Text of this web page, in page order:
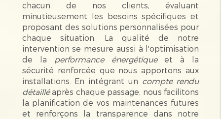
chacun de nos clients, évaluant
minutieusement les besoins spécifiques et
proposant des solutions personnalisées pour
chaque situation. La qualité de notre
intervention se mesure aussi à l'optimisation
de la
performance énergétiqueet à la
sécurité renforcée que nous apportons aux
installations. En intégrant un compte rendu
détailléaprès chaque passage, nous facilitons
la planification de vos maintenances futures
et renforçons la transparence dans notre